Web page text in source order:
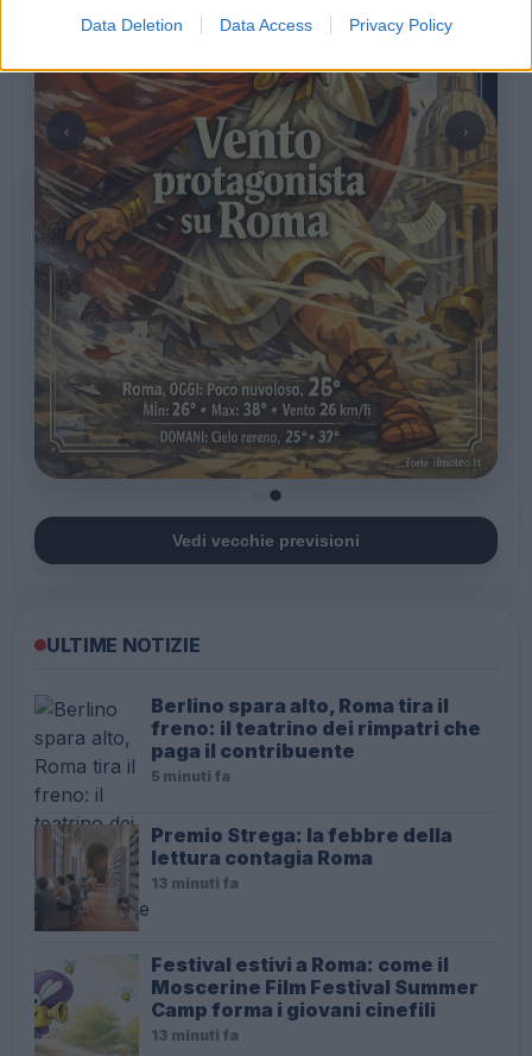
Data Deletion Data Access Privacy Policy
‹ ›
Vedi vecchie previsioni
ULTIME NOTIZIE
Berlino spara alto, Roma tira il
freno: il teatrino dei rimpatri che
paga il contribuente
5 minuti fa
Premio Strega: la febbre della
lettura contagia Roma
13 minuti fa
Festival estivi a Roma: come il
Moscerine Film Festival Summer
Camp forma i giovani cinefili
13 minuti fa